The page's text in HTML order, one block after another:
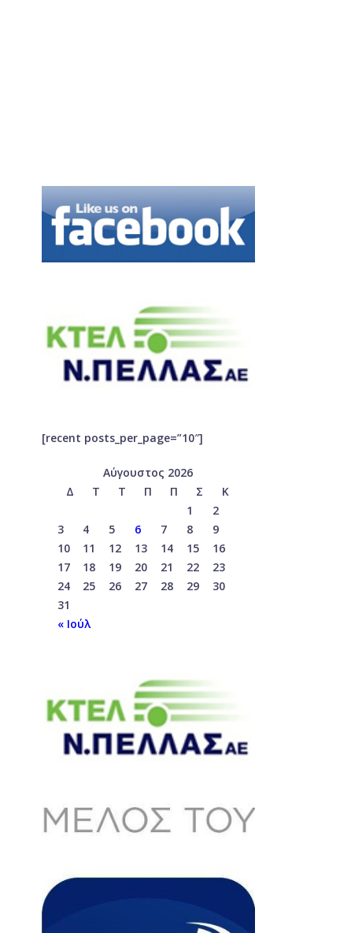
[recent posts_per_page=”10″]
Αύγουστος 2026
Δ
Τ Τ Π Π Σ
Κ
1
2
3
4 5 6 7 8
9
10
11 12 13 14 15
16
17
18 19 20 21 22
23
24
25 26 27 28 29
30
31
« Ιούλ